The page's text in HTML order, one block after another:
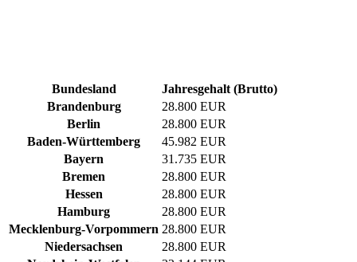
Bundesland
Jahresgehalt (Brutto)
Brandenburg
28.800 EUR
Berlin
28.800 EUR
Baden-Württemberg
45.982 EUR
Bayern
31.735 EUR
Bremen
28.800 EUR
Hessen
28.800 EUR
Hamburg
28.800 EUR
Mecklenburg-Vorpommern 28.800 EUR
Niedersachsen
28.800 EUR